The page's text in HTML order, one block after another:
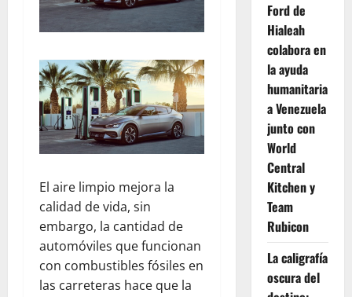
El aire limpio mejora la
calidad de vida, sin
embargo, la cantidad de
automóviles que funcionan
con combustibles fósiles en
las carreteras hace que la
Ford de
Hialeah
colabora en
la ayuda
humanitaria
a Venezuela
junto con
World
Central
Kitchen y
Team
Rubicon
La caligrafía
oscura del